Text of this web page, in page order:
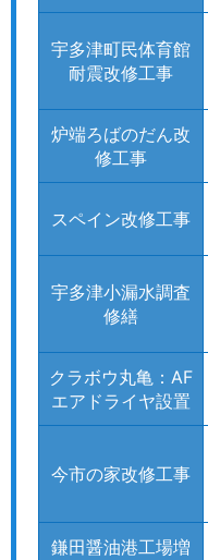
宇多津町民体育館
耐震改修工事
炉端ろばのだん改
修工事
スペイン改修工事
宇多津小漏水調査
修繕
クラボウ丸亀：AF
エアドライヤ設置
今市の家改修工事
鎌田醤油港工場増